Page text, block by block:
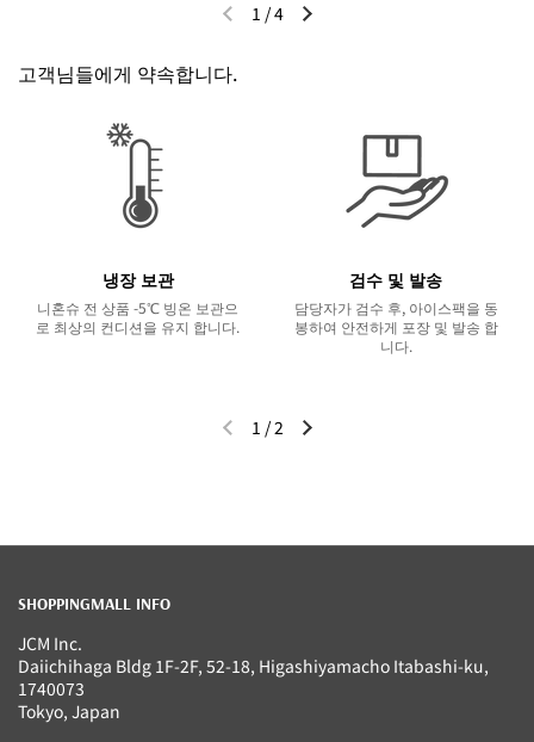
이전 슬라이드다음 슬라이드
1 /4
고객님들에게 약속합니다.
냉장 보관
니혼슈 전 상품 -5℃ 빙온 보관으
로 최상의 컨디션을 유지 합니다.
검수 및 발송
담당자가 검수 후, 아이스팩을 동
봉하여 안전하게 포장 및 발송 합
니다.
이전 슬라이드다음 슬라이드
1 /2
SHOPPINGMALL INFO
JCM Inc.
Daiichihaga Bldg 1F-2F, 52-18, Higashiyamacho Itabashi-ku,
1740073
Tokyo, Japan